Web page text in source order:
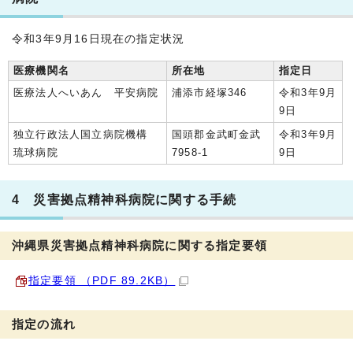
令和3年9月16日現在の指定状況
医療機関名 所在地
指定日
医療法人へいあん 平安病院
浦添市経塚346
令和3年9月
9日
独立行政法人国立病院機構
琉球病院
国頭郡金武町金武
7958-1
令和3年9月
9日
4 災害拠点精神科病院に関する手続
沖縄県災害拠点精神科病院に関する指定要領
指定要領 （PDF 89.2KB）
指定の流れ